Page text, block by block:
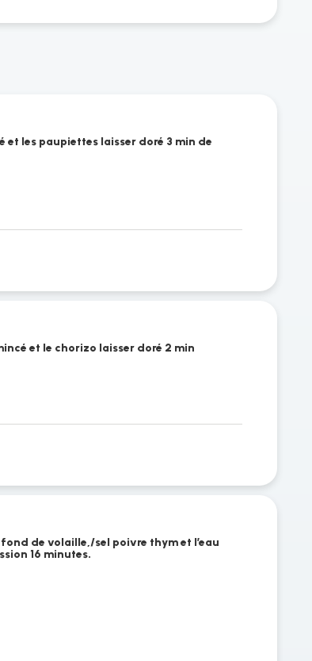
et les paupiettes laisser doré 3 min de
et le chorizo laisser doré 2 min
de volaille,/sel poivre thym et l’eau
16 minutes.